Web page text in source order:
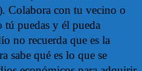
Colabora con tu vecino o
puedas y él pueda
no recuerda que es la
sabe qué es lo que se